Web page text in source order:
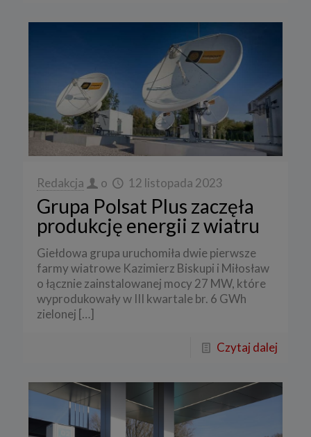
Redakcja o 12 listopada 2023
Grupa Polsat Plus zaczęła
produkcję energii z wiatru
Giełdowa grupa uruchomiła dwie pierwsze
farmy wiatrowe Kazimierz Biskupi i Miłosław
o łącznie zainstalowanej mocy 27 MW, które
wyprodukowały w III kwartale br. 6 GWh
zielonej […]
Czytaj dalej